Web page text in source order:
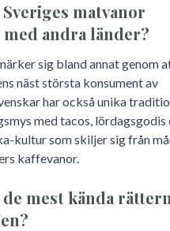
matvanor
andra länder?
sig bland annat genom
näst största konsument av
har också unika
med tacos, lördagsgodis
kultur som skiljer sig från
kaffevanor.
mest kända